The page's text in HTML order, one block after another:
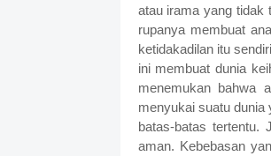
atau irama yang tidak
rupanya membuat
ketidakadilan itu
ini membuat dunia
menemukan bahwa
menyukai suatu dunia
batas-batas
aman. Kebebasan